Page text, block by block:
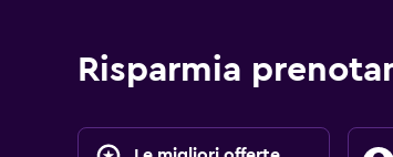
Risparmia